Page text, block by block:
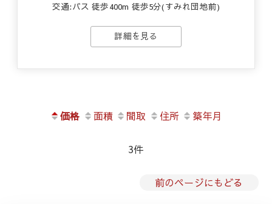
交通:バス 徒歩400m 徒歩5分(すみれ団地前)
詳細を見る
価格 面積 間取 住所 築年月
3件
前のページにもどる